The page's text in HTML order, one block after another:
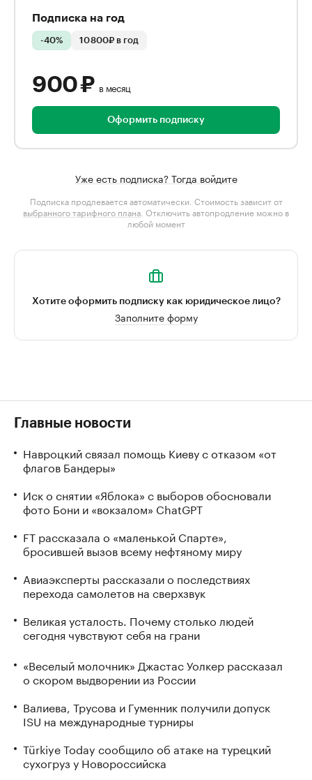
Подписка на год
-40% 10 800₽ в год
900 ₽ в месяц
Оформить подписку
Уже есть подписка? Тогда войдите
Подписка продлевается автоматически. Стоимость зависит от
выбранного тарифного плана . Отключить автопродление можно в
любой момент
Хотите оформить подписку как юридическое лицо?
Заполните форму
Главные новости
Навроцкий связал помощь Киеву с отказом «от
флагов Бандеры»
Иск о снятии «Яблока» с выборов обосновали
фото Бони и «вокзалом» ChatGPT
FT рассказала о «маленькой Спарте»,
бросившей вызов всему нефтяному миру
Авиаэксперты рассказали о последствиях
перехода самолетов на сверхзвук
Великая усталость. Почему столько людей
сегодня чувствуют себя на грани
«Веселый молочник» Джастас Уолкер рассказал
о скором выдворении из России
Валиева, Трусова и Гуменник получили допуск
ISU на международные турниры
Türkiye Today сообщило об атаке на турецкий
сухогруз у Новороссийска